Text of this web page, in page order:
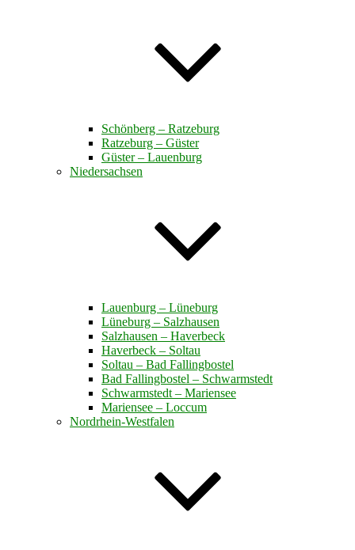
Schönberg – Ratzeburg
Ratzeburg – Güster
Güster – Lauenburg
Niedersachsen
Lauenburg – Lüneburg
Lüneburg – Salzhausen
Salzhausen – Haverbeck
Haverbeck – Soltau
Soltau – Bad Fallingbostel
Bad Fallingbostel – Schwarmstedt
Schwarmstedt – Mariensee
Mariensee – Loccum
Nordrhein-Westfalen